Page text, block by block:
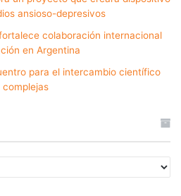
ansioso-depresivos
colaboración internacional
en Argentina
para el intercambio científico